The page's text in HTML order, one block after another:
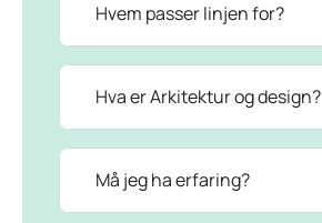
Hvem passer linjen for?
Hva er Arkitektur og design?
Må jeg ha erfaring?